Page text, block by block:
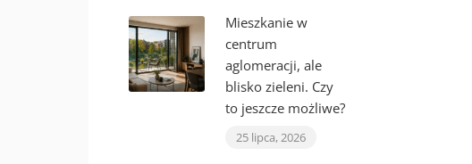
Mieszkanie w
centrum
aglomeracji, ale
blisko zieleni. Czy
to jeszcze możliwe?
25 lipca, 2026